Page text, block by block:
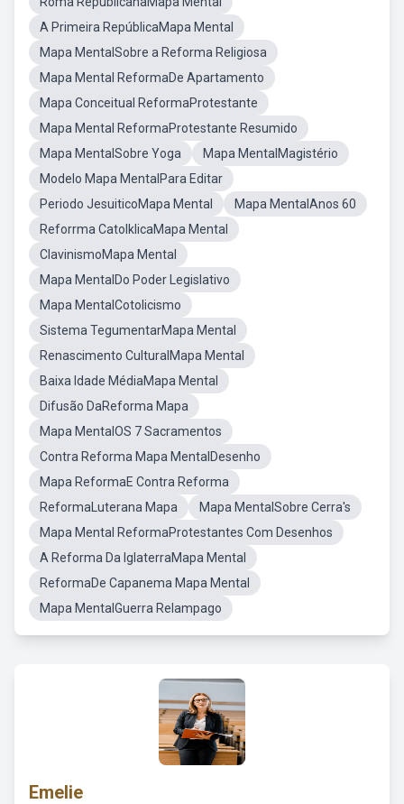
A Primeira RepúblicaMapa Mental
Mapa MentalSobre a Reforma Religiosa
Mapa Mental ReformaDe Apartamento
Mapa Conceitual ReformaProtestante
Mapa Mental ReformaProtestante Resumido
Mapa MentalSobre Yoga
Mapa MentalMagistério
Modelo Mapa MentalPara Editar
Periodo JesuiticoMapa Mental
Mapa MentalAnos 60
Reforrma CatolklicaMapa Mental
ClavinismoMapa Mental
Mapa MentalDo Poder Legislativo
Mapa MentalCotolicismo
Sistema TegumentarMapa Mental
Renascimento CulturalMapa Mental
Baixa Idade MédiaMapa Mental
Difusão DaReforma Mapa
Mapa MentalOS 7 Sacramentos
Contra Reforma Mapa MentalDesenho
Mapa ReformaE Contra Reforma
ReformaLuterana Mapa
Mapa MentalSobre Cerra's
Mapa Mental ReformaProtestantes Com Desenhos
A Reforma Da IglaterraMapa Mental
ReformaDe Capanema Mapa Mental
Mapa MentalGuerra Relampago
Emelie